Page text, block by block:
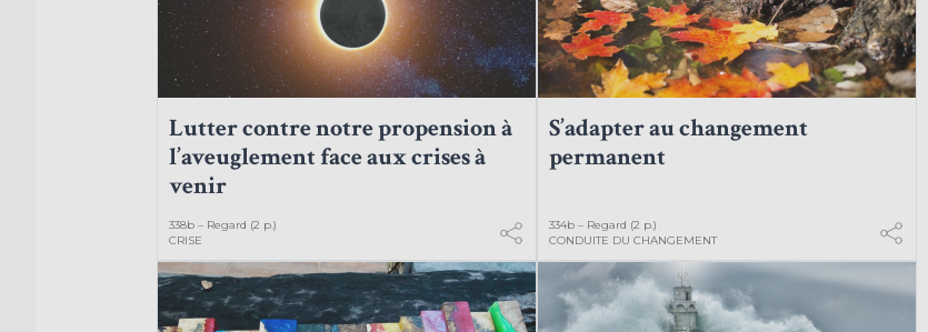
Lutter contre notre propension à
l’aveuglement face aux crises à
venir
338b – Regard (2 p.)
CRISE
S’adapter au changement
permanent
334b – Regard (2 p.)
CONDUITE DU CHANGEMENT